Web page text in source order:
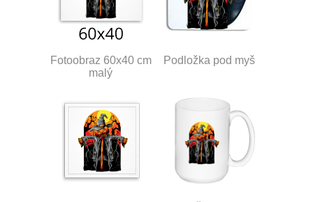
Fotoobraz 60x40 cm
malý
Podložka pod myš